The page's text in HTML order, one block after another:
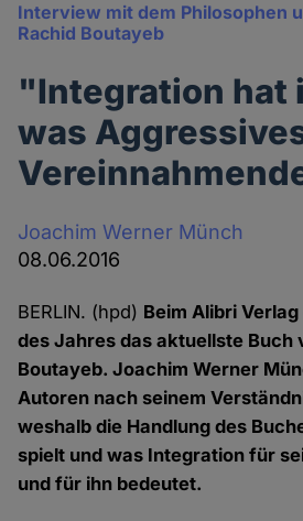
Interview mit dem Philosophen
Rachid Boutayeb
"Integration hat
was
Joachim Werner Münch
08.06.2016
BERLIN. (hpd) Beim Alibri
des Jahres das aktuellste Buch
Boutayeb. Joachim Werner
Autoren nach seinem
weshalb die Handlung des
spielt und was Integration für
und für ihn bedeutet.